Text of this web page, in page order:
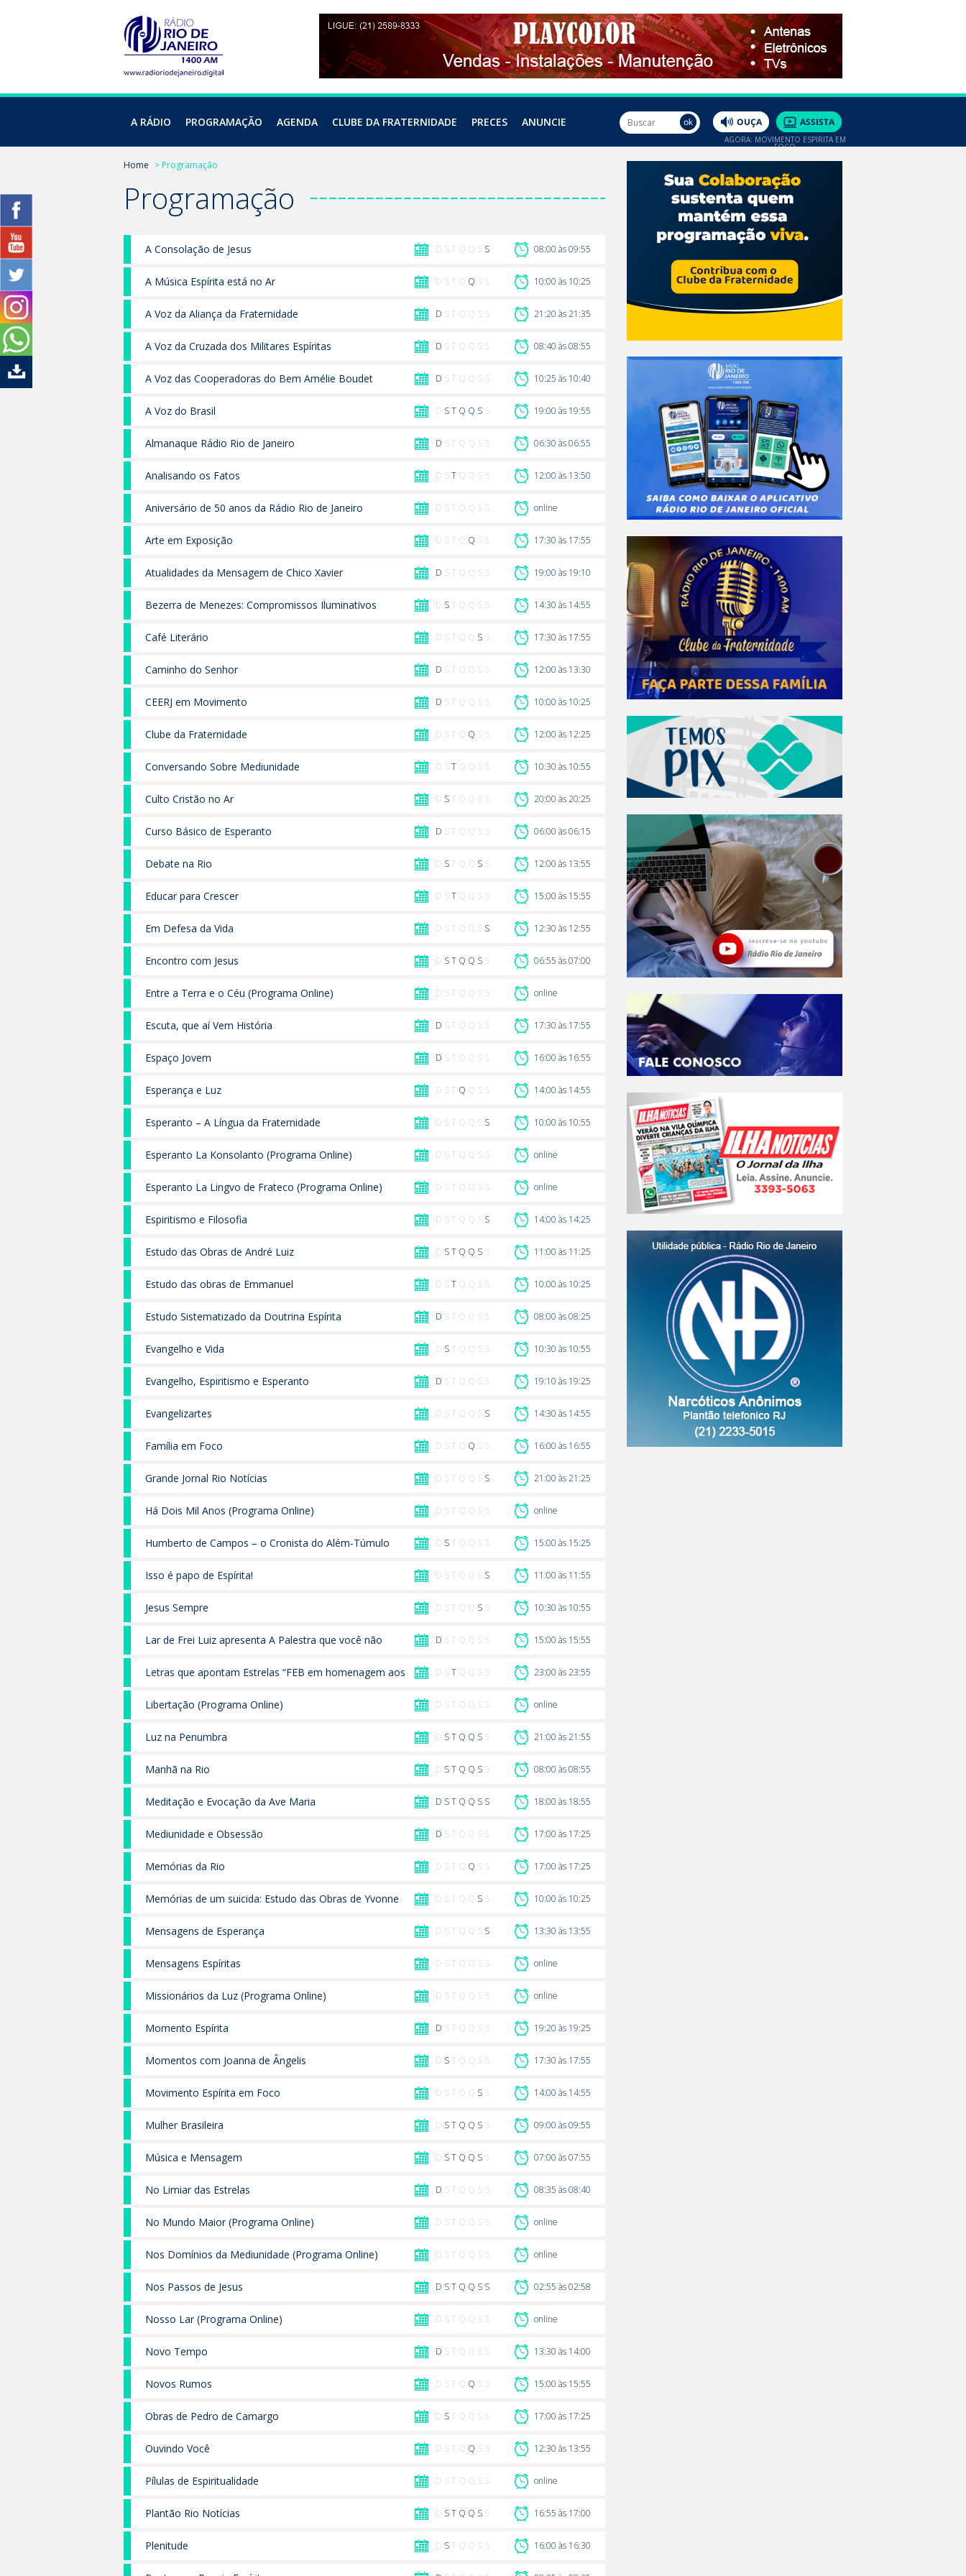
A RÁDIO PROGRAMAÇÃO AGENDA CLUBE DA FRATERNIDADE PRECES ANUNCIE
AGORA: MOVIMENTO ESPÍRITA EM
FOCO
Home > Programação
Programação
A Consolação de Jesus D S T Q Q S S 08:00 às 09:55
A Música Espírita está no Ar D S T Q Q S S 10:00 às 10:25
A Voz da Aliança da Fraternidade D S T Q Q S S 21:20 às 21:35
A Voz da Cruzada dos Militares Espíritas D S T Q Q S S 08:40 às 08:55
A Voz das Cooperadoras do Bem Amélie Boudet D S T Q Q S S 10:25 às 10:40
A Voz do Brasil D ST Q Q S S 19:00 às 19:55
Almanaque Rádio Rio de Janeiro D S T Q Q S S 06:30 às 06:55
Analisando os Fatos D ST Q Q S S 12:00 às 13:50
Aniversário de 50 anos da Rádio Rio de Janeiro D S T Q Q S S online
Arte em Exposição D S T Q Q S S 17:30 às 17:55
Atualidades da Mensagem de Chico Xavier D S T Q Q S S 19:00 às 19:10
Bezerra de Menezes: Compromissos Iluminativos D S T Q Q S S 14:30 às 14:55
Café Literário D S T Q Q S S 17:30 às 17:55
Caminho do Senhor D S T Q Q S S 12:00 às 13:30
CEERJ em Movimento D S T Q Q S S 10:00 às 10:25
Clube da Fraternidade D S T Q Q S S 12:00 às 12:25
Conversando Sobre Mediunidade D ST Q Q S S 10:30 às 10:55
Culto Cristão no Ar D S T Q Q S S 20:00 às 20:25
Curso Básico de Esperanto D S T Q Q S S 06:00 às 06:15
Debate na Rio D S T Q Q S S 12:00 às 13:55
Educar para Crescer D ST Q Q S S 15:00 às 15:55
Em Defesa da Vida D S T Q Q S S 12:30 às 12:55
Encontro com Jesus D ST Q Q S S 06:55 às 07:00
Entre a Terra e o Céu (Programa Online) D S T Q Q S S online
Escuta, que aí Vem História D S T Q Q S S 17:30 às 17:55
Espaço Jovem D S T Q Q S S 16:00 às 16:55
Esperança e Luz D S T Q Q S S 14:00 às 14:55
Esperanto – A Língua da Fraternidade D S T Q Q S S 10:00 às 10:55
Esperanto La Konsolanto (Programa Online) D S T Q Q S S online
Esperanto La Lingvo de Frateco (Programa Online) D S T Q Q S S online
Espiritismo e Filosofia D S T Q Q S S 14:00 às 14:25
Estudo das Obras de André Luiz D ST Q Q S S 11:00 às 11:25
Estudo das obras de Emmanuel D ST Q Q S S 10:00 às 10:25
Estudo Sistematizado da Doutrina Espírita D S T Q Q S S 08:00 às 08:25
Evangelho e Vida D S T Q Q S S 10:30 às 10:55
Evangelho, Espiritismo e Esperanto D S T Q Q S S 19:10 às 19:25
Evangelizartes D S T Q Q S S 14:30 às 14:55
Família em Foco D S T Q Q S S 16:00 às 16:55
Grande Jornal Rio Notícias D S T Q Q S S 21:00 às 21:25
Há Dois Mil Anos (Programa Online) D S T Q Q S S online
Humberto de Campos – o Cronista do Além-Túmulo D S T Q Q S S 15:00 às 15:25
Isso é papo de Espírita! D S T Q Q S S 11:00 às 11:55
Jesus Sempre D S T Q Q S S 10:30 às 10:55
Lar de Frei Luiz apresenta A Palestra que você não
assistiu
D S T Q Q S S 15:00 às 15:55
Letras que apontam Estrelas “FEB em homenagem aos
175 anos de Léon Denis”
D ST Q Q S S 23:00 às 23:55
Libertação (Programa Online) D S T Q Q S S online
Luz na Penumbra D ST Q Q S S 21:00 às 21:55
Manhã na Rio D ST Q Q S S 08:00 às 08:55
Meditação e Evocação da Ave Maria D ST Q Q S S 18:00 às 18:55
Mediunidade e Obsessão D S T Q Q S S 17:00 às 17:25
Memórias da Rio D S T Q Q S S 17:00 às 17:25
Memórias de um suicida: Estudo das Obras de Yvonne
do Amaral Pereira
D S T Q Q S S 10:00 às 10:25
Mensagens de Esperança D S T Q Q S S 13:30 às 13:55
Mensagens Espíritas D S T Q Q S S online
Missionários da Luz (Programa Online) D S T Q Q S S online
Momento Espírita D S T Q Q S S 19:20 às 19:25
Momentos com Joanna de Ângelis D S T Q Q S S 17:30 às 17:55
Movimento Espírita em Foco D S T Q Q S S 14:00 às 14:55
Mulher Brasileira D ST Q Q S S 09:00 às 09:55
Música e Mensagem D ST Q Q S S 07:00 às 07:55
No Limiar das Estrelas D S T Q Q S S 08:35 às 08:40
No Mundo Maior (Programa Online) D S T Q Q S S online
Nos Domínios da Mediunidade (Programa Online) D S T Q Q S S online
Nos Passos de Jesus D ST Q Q S S 02:55 às 02:58
Nosso Lar (Programa Online) D S T Q Q S S online
Novo Tempo D S T Q Q S S 13:30 às 14:00
Novos Rumos D S T Q Q S S 15:00 às 15:55
Obras de Pedro de Camargo D S T Q Q S S 17:00 às 17:25
Ouvindo Você D S T Q Q S S 12:30 às 13:55
Pílulas de Espiritualidade D S T Q Q S S online
Plantão Rio Notícias D ST Q Q S S 16:55 às 17:00
Plenitude D S T Q Q S S 16:00 às 16:30